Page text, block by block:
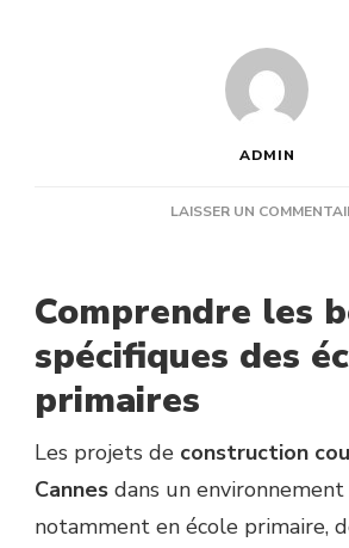
ADMIN
LAISSER UN
Comprendre les
spécifiques des
primaires
Les projets de construction
Cannes dans un environnement
notamment en école primaire,